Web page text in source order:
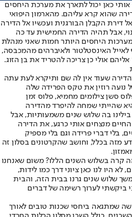
כאן יכול לתארך את מערכת היחסים
שהוא קרא עליהם. מהארמון היפואי
הקבלן הבורגנית ועכשיו אל הדירה
אבל תהיה הדירה החמישית עד כה
בת ה־8. אחת ממערכות היחסים היותר חמות שאני מנהלת
האינסטלטור ולאיברהים מהמכבסה,
אולי כן צריכה להטריד את בן הזוג.
שעוד אין לה שם ותיקרא לעת עתה
נועה רוזין את טקס הפרידה שלה
סשן צילומים מחמיא, פלוס זמן
שהייתי שמחה להיפרד מהדירה
בילינו בה שלוש שנים משמעותיות, אבל
מנצחים אותי כרגע, את הדירה
בלי דברי פרידה וגם בלי מספיק
מזה בכלל, וחושב שהקרטונים בסלון זה
מה קרה בשלוש השנים הללו? משום שאנחנו
היו לנו כאן ציוני דרך כמו לידות,
שלוש שנים גרנו בבית הזה, והבית
ביקשתי לערוך רשימה של דברים
שמתגאה ביחסי שכנות טובים לאורך